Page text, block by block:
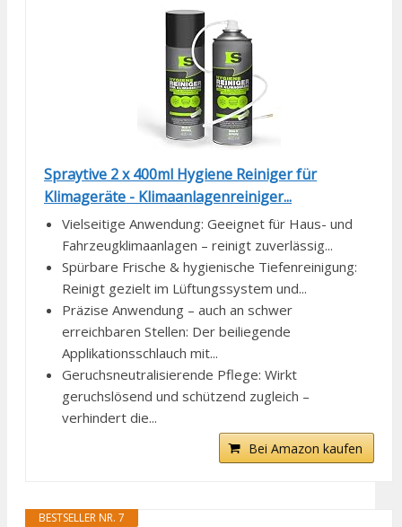
Spraytive 2 x 400ml Hygiene Reiniger für
Klimageräte - Klimaanlagenreiniger...
Vielseitige Anwendung: Geeignet für Haus- und
Fahrzeugklimaanlagen – reinigt zuverlässig...
Spürbare Frische & hygienische Tiefenreinigung:
Reinigt gezielt im Lüftungssystem und...
Präzise Anwendung – auch an schwer
erreichbaren Stellen: Der beiliegende
Applikationsschlauch mit...
Geruchsneutralisierende Pflege: Wirkt
geruchslösend und schützend zugleich –
verhindert die...
Bei Amazon kaufen
BESTSELLER NR. 7